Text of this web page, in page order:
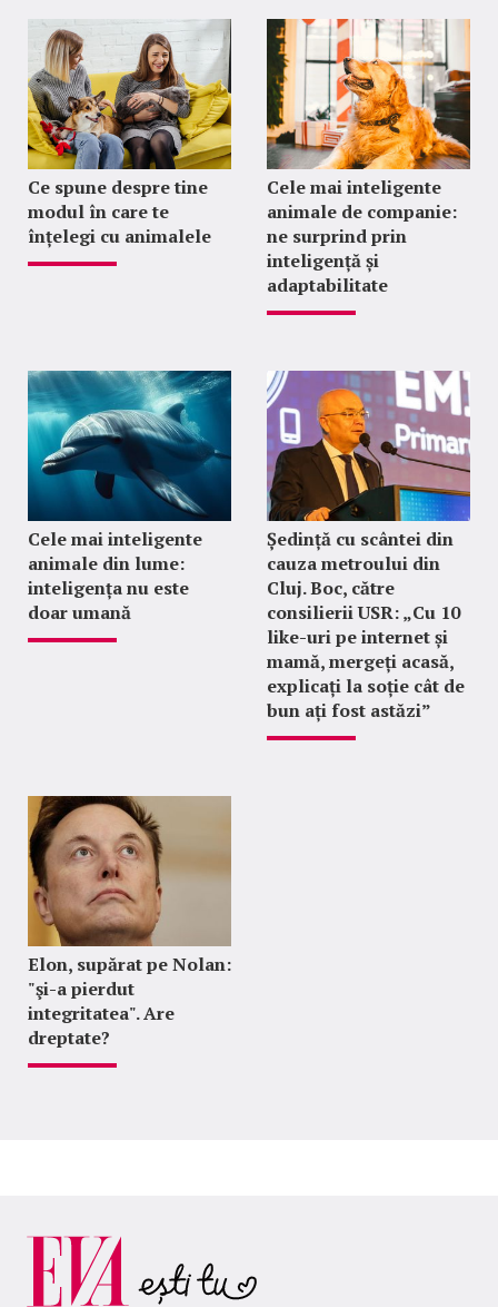
Ce spune despre tine
modul în care te
înțelegi cu animalele
Cele mai inteligente
animale de companie:
ne surprind prin
inteligență și
adaptabilitate
Cele mai inteligente
animale din lume:
inteligența nu este
doar umană
Ședință cu scântei din
cauza metroului din
Cluj. Boc, către
consilierii USR: „Cu 10
like-uri pe internet și
mamă, mergeți acasă,
explicați la soție cât de
bun ați fost astăzi”
Elon, supărat pe Nolan:
"şi-a pierdut
integritatea". Are
dreptate?